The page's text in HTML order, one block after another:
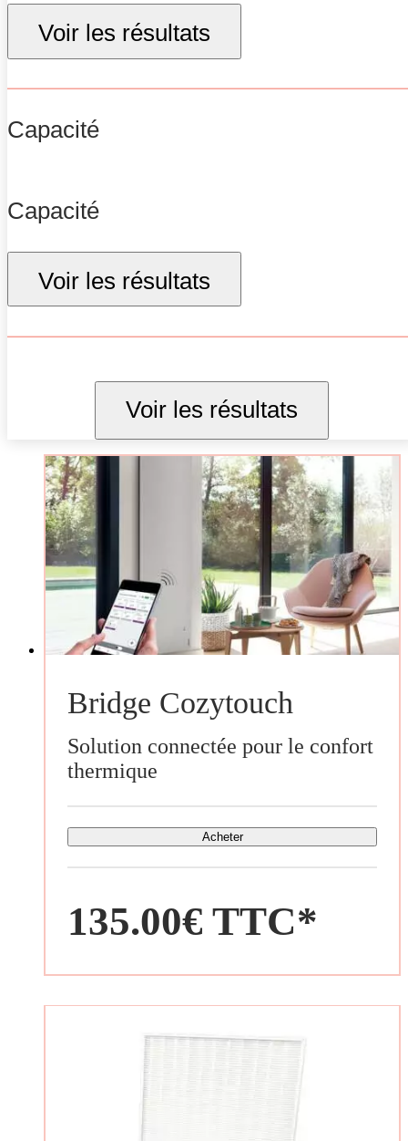
Voir les résultats
Capacité
Capacité
Voir les résultats
Voir les résultats
Bridge Cozytouch
Solution connectée pour le confort
thermique
Acheter
135.00€ TTC*